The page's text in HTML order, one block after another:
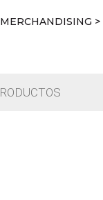
MERCHANDISING >